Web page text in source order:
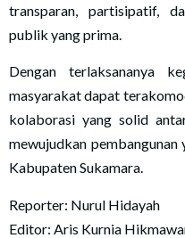
transparan, partisipatif,
publik yang prima.
Dengan terlaksananya
masyarakat dapat
kolaborasi yang solid
mewujudkan
Kabupaten Sukamara.
Reporter: Nurul Hidayah
Editor: Aris Kurnia